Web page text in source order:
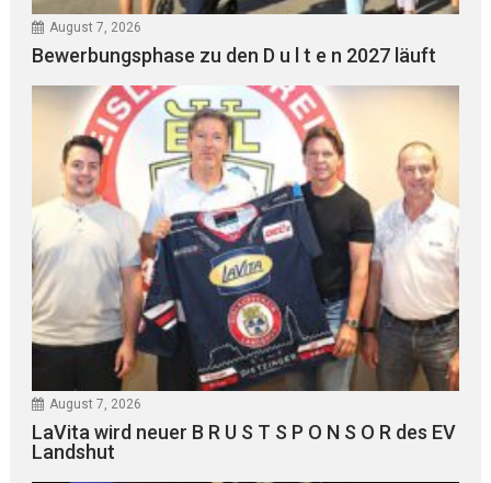
August 7, 2026
Bewerbungsphase zu den D u l t e n 2027 läuft
August 7, 2026
LaVita wird neuer B R U S T S P O N S O R des EV
Landshut